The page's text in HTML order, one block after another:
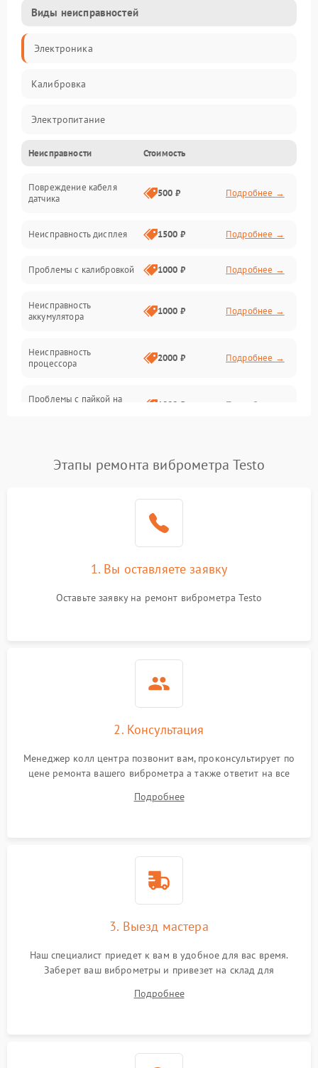
Виды неисправностей
Электроника
Калибровка
Электропитание
Датчики
Измерения
Электроника/Механические
Механические повреждения
Неисправности Стоимость
Повреждение кабеля
датчика
500 ₽ Подробнее →
Неисправность дисплея 1500 ₽ Подробнее →
Проблемы с калибровкой 1000 ₽ Подробнее →
Неисправность
аккумулятора
1000 ₽ Подробнее →
Неисправность
процессора
2000 ₽ Подробнее →
Проблемы с пайкой на
1000 ₽ Подробнее →
управления
500 ₽
1500 ₽
индикаторов
Подробнее →
Этапы ремонта виброметра Testo
1. Вы оставляете заявку
Оставьте заявку на ремонт виброметра Testo
2. Консультация
Менеджер колл центра позвонит вам, проконсультирует по
цене ремонта вашего виброметра а также ответит на все
Подробнее
3. Выезд мастера
Наш специалист приедет к вам в удобное для вас время.
Заберет ваш виброметры и привезет на склад для
Подробнее